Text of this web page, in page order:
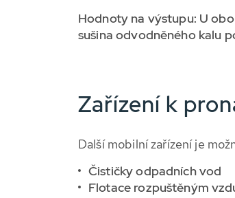
Hodnoty na výstupu: U
sušina odvodněného kalu
Zařízení k
Další mobilní zařízení je
Čističky odpadních vod
Flotace rozpuštěným